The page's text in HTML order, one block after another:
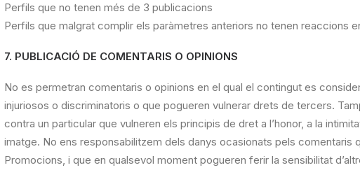
Perfils que no tenen més de 3 publicacions
Perfils que malgrat complir els paràmetres anteriors no tenen reaccions
7. PUBLICACIÓ DE COMENTARIS O OPINIONS
No es permetran comentaris o opinions en el qual el contingut es
injuriosos o discriminatoris o que pogueren vulnerar drets de tercers.
contra un particular que vulneren els principis de dret a l’honor, a la
imatge. No ens responsabilitzem dels danys ocasionats pels comentaris
Promocions, i que en qualsevol moment pogueren ferir la sensibilitat